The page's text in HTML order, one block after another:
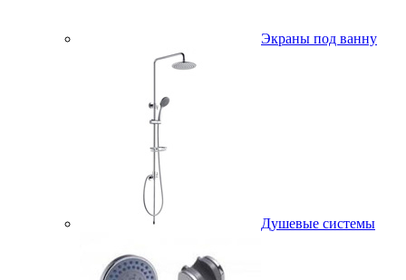
Экраны под ванну
Душевые системы